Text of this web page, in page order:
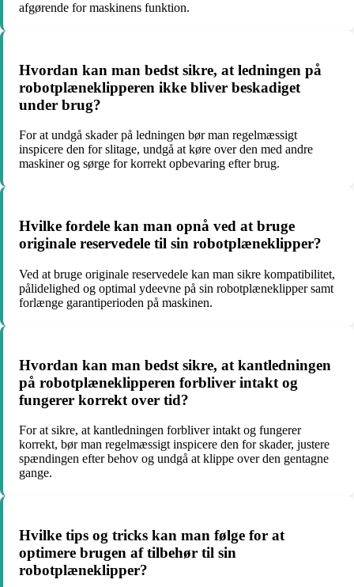
afgørende for maskinens funktion.
Hvordan kan man bedst sikre, at ledningen på
robotplæneklipperen ikke bliver beskadiget
under brug?
For at undgå skader på ledningen bør man regelmæssigt
inspicere den for slitage, undgå at køre over den med andre
maskiner og sørge for korrekt opbevaring efter brug.
Hvilke fordele kan man opnå ved at bruge
originale reservedele til sin robotplæneklipper?
Ved at bruge originale reservedele kan man sikre kompatibilitet,
pålidelighed og optimal ydeevne på sin robotplæneklipper samt
forlænge garantiperioden på maskinen.
Hvordan kan man bedst sikre, at kantledningen
på robotplæneklipperen forbliver intakt og
fungerer korrekt over tid?
For at sikre, at kantledningen forbliver intakt og fungerer
korrekt, bør man regelmæssigt inspicere den for skader, justere
spændingen efter behov og undgå at klippe over den gentagne
gange.
Hvilke tips og tricks kan man følge for at
optimere brugen af tilbehør til sin
robotplæneklipper?